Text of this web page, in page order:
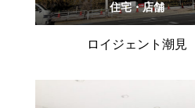
住宅・店舗
ロイジェント潮見